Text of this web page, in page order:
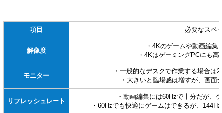
項目 必要なスペ
解像度
・4Kのゲームや動画編集
・4KはゲーミングPCにも
モニター
・一般的なデスクで作業する場合は
・大きいと臨場感は増すが、画面
リフレッシュレート
・動画編集には60Hzで十分だが、
・60Hzでも快適にゲームはできるが、